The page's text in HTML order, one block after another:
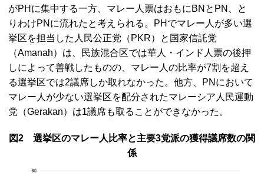
がPH に集中する一方、マレー人票はおもに BN と PN
、と
りわけPN に流れたと考えられる。 PH でマレー人が多い選
挙区を担当した人民公正党（ PKR）と国家信託党
（Amanah）は、民族混合区では華人・インド人票の後押
しによって善戦したものの、マレー人の比率が7割を超え
る選挙区では2議席しか取れなかった。他方、
PN において
マレー人が少ない選挙区を配分されたマレーシア人民運動
党（Gerakan）は1議席も取ることができなかった。
図2 選挙区のマレー人比率と主要3党派の獲得議席数の関
係